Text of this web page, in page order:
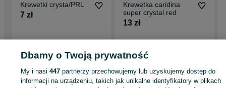
Krewetki crysta/PRL
7 zł
Krewetka caridina
super crystal red
13 zł
Strona główna Zwierzęta Akwarystyka Zwierzęta akwariowe
Zwierzęta
Dbamy o Twoją prywatność
My i nasi447 partnerzy przechowujemy lub uzyskujemy dostęp do
informacji na urządzeniu, takich jak unikalne identyfikatory w plikach